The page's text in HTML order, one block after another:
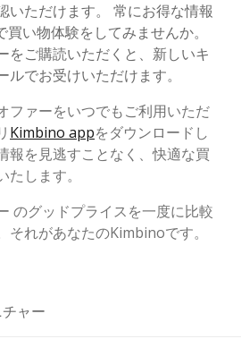
いただけます。 常にお得な情報
い物体験をしてみませんか。
をご購読いただくと、新しいキ
でお受けいただけます。
ファーをいつでもご利用いただ
Kimbino appをダウンロードし
報を見逃すことなく、快適な買
します。
のグッドプライスを一度に比較
それがあなたのKimbinoです。
ャー